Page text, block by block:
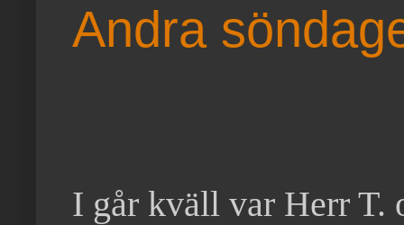
Andra
I går kväll var Herr T.